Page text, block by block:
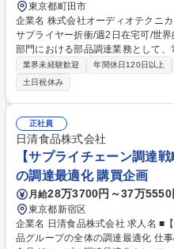
東京都町田市
企業名 株式会社オーディオテクニカ 求人名 東京【部品購買/調達】国内
サプライヤー折衝/週2日在宅可/世界的音響メーカ
部門における部品調達業務として
理、コスト折衝、環境物質調査対
に応じて新規サプライヤーの開拓もお任せします。
機構部品のSAPシステムを用いた
びスケジュール調整■部品コストへ
部品環境物質調査業務対応（
確認、適否判断） ★多品種少量生
や社内関係部署と密なコミュニケ
寄与します。 募集職種 東京【部品購買/調達】国内外サプライヤー折衝/週
2日在宅可/世界的音響メーカー
業界未経験歓迎 年間休日120日以上
土日祝休み
正社員
日清食品株式会社
【サプライチェーン調達
の調達最適化 購買企画
月給28万3700円～37万5550
東京都新宿区
企業名 日清食品株式会社 求人名 ■【サプライチェーン調達戦略】日清食
品グループの全体の調達最適化 仕事の内容 競争優位を実現すべく、日清